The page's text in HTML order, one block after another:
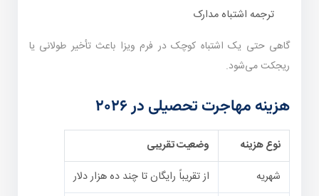
ترجمه اشتباه مدارک
گاهی حتی یک اشتباه کوچک در فرم ویزا باعث تأخیر طولانی یا
ریجکت می‌شود.
هزینه مهاجرت تحصیلی در ۲۰۲۶
نوع هزینه
وضعیت تقریبی
شهریه
از تقریباً رایگان تا چند ده هزار دلار